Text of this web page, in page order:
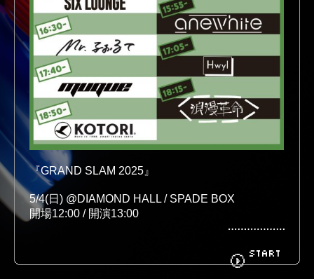
BIOGRAPHY GOODS
FANCLUB CONTACT
START
『GRAND SLAM 2025』
5/4(日) @DIAMOND HALL / SPADE BOX
開場12:00 / 開演13:00
￣￣￣￣￣￣￣￣￣￣￣￣￣￣￣￣￣￣￣￣￣￣